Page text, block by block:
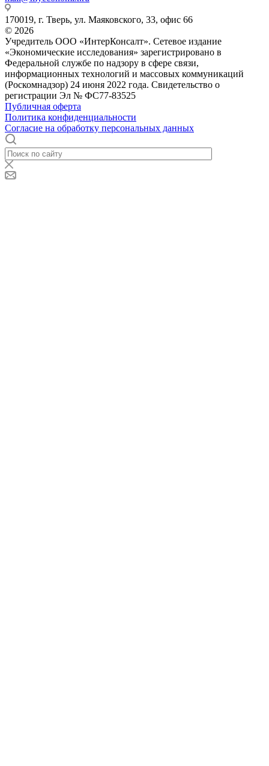
170019, г. Тверь, ул. Маяковского, 33, офис 66
© 2026
Учредитель ООО «ИнтерКонсалт». Сетевое издание
«Экономические исследования» зарегистрировано в
Федеральной службе по надзору в сфере связи,
информационных технологий и массовых коммуникаций
(Роскомнадзор) 24 июня 2022 года. Свидетельство о
регистрации Эл № ФС77-83525
Публичная оферта
Политика конфиденциальности
Согласие на обработку персональных данных